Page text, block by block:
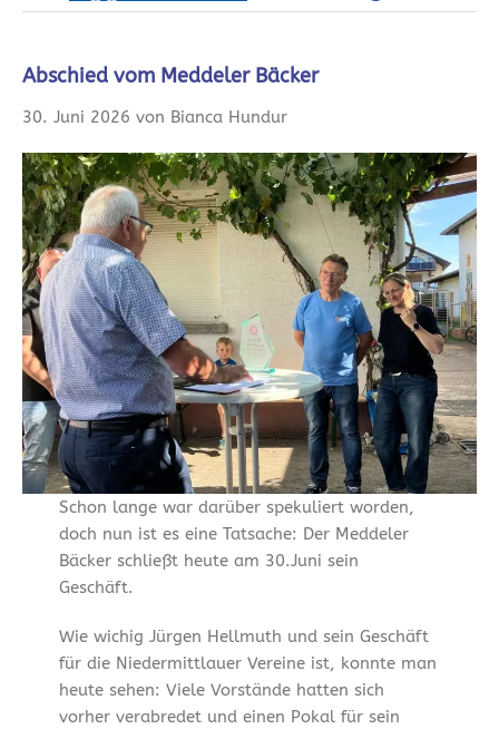
Abschied vom Meddeler Bäcker
30. Juni 2026 von Bianca Hundur
Schon lange war darüber spekuliert worden,
doch nun ist es eine Tatsache: Der Meddeler
Bäcker schließt heute am 30.Juni sein
Geschäft.
Wie wichig Jürgen Hellmuth und sein Geschäft
für die Niedermittlauer Vereine ist, konnte man
heute sehen: Viele Vorstände hatten sich
vorher verabredet und einen Pokal für sein